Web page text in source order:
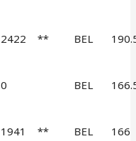
2422 ** BEL
0 BEL
1941 ** BEL 166